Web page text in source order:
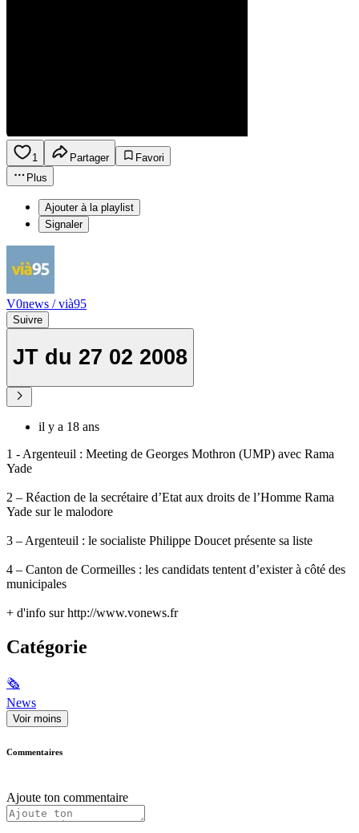
1 Partager
Favori
Plus
Ajouter à la playlist
Signaler
V0news / vià95
Suivre
JT du 27 02 2008
il y a 18 ans
1 - Argenteuil : Meeting de Georges Mothron (UMP) avec Rama
Yade
2 – Réaction de la secrétaire d’Etat aux droits de l’Homme Rama
Yade sur le malodore
3 – Argenteuil : le socialiste Philippe Doucet présente sa liste
4 – Canton de Cormeilles : les candidats tentent d’exister à côté des
municipales
+ d'info sur http://www.vonews.fr
Catégorie
🗞
News
Voir moins
Commentaires
Ajoute ton commentaire